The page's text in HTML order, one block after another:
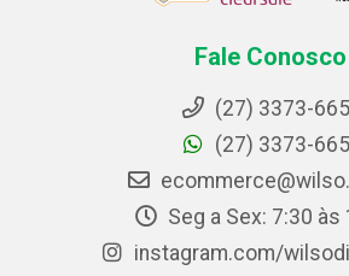
Fale Conosco
(27) 3373-
(27) 3373-
Seg a Sex: 7:30 às
instagram.com/